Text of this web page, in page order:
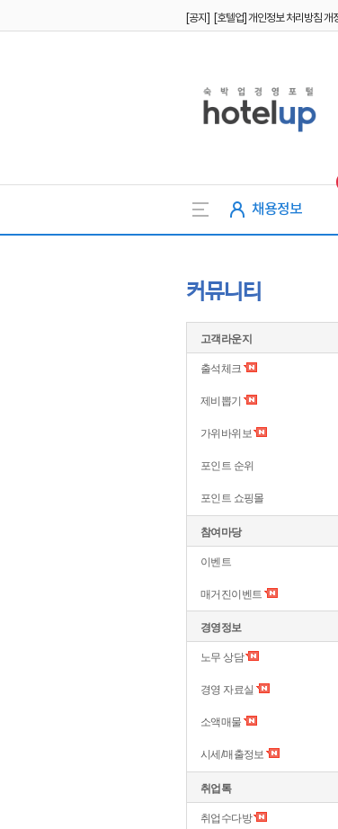
채용정보
커뮤니티
고객라운지
출석체크
제비뽑기
가위바위보
포인트 순위
포인트 쇼핑몰
참여마당
이벤트
매거진이벤트
경영정보
노무 상담
경영 자료실
소액매물
시세/매출정보
취업톡
취업수다방